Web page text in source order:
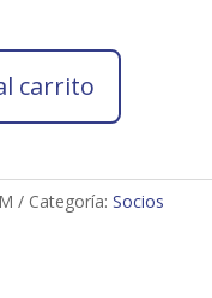
carrito
Categoría: Socios